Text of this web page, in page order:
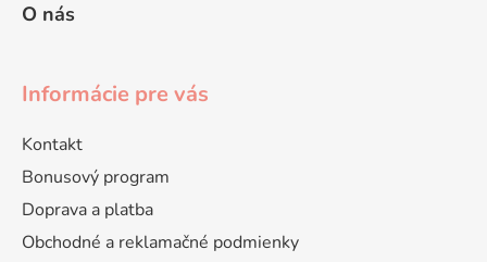
O nás
Informácie pre vás
Kontakt
Bonusový program
Doprava a platba
Obchodné a reklamačné podmienky